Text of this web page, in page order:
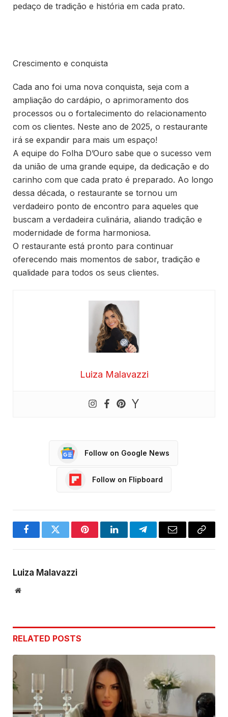
pedaço de tradição e história em cada prato.
Crescimento e conquista
Cada ano foi uma nova conquista, seja com a
ampliação do cardápio, o aprimoramento dos
processos ou o fortalecimento do relacionamento
com os clientes. Neste ano de 2025, o restaurante
irá se expandir para mais um espaço!
A equipe do Folha D’Ouro sabe que o sucesso vem
da união de uma grande equipe, da dedicação e do
carinho com que cada prato é preparado. Ao longo
dessa década, o restaurante se tornou um
verdadeiro ponto de encontro para aqueles que
buscam a verdadeira culinária, aliando tradição e
modernidade de forma harmoniosa.
O restaurante está pronto para continuar
oferecendo mais momentos de sabor, tradição e
qualidade para todos os seus clientes.
Luiza Malavazzi
Follow on Google News
Follow on Flipboard
FacebookTwitter PinterestLinkedInTelegramEmail
Copy
Luiza Malavazzi
Website
RELATED POSTS